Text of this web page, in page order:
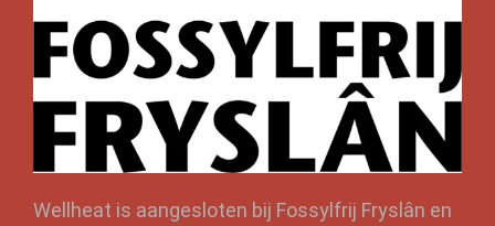
Wellheat is aangesloten bij Fossylfrij Fryslân en